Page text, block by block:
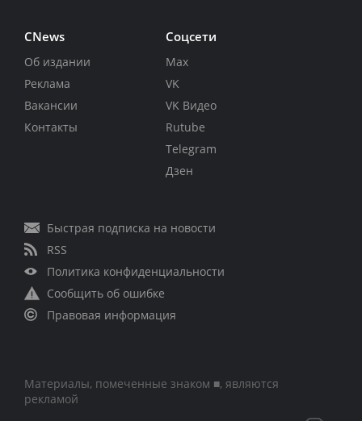
CNews
Об издании
Реклама
Вакансии
Контакты
Соцсети
Max
VK
VK Видео
Rutube
Telegram
Дзен
Быстрая подписка на новости
RSS
Политика конфиденциальности
Сообщить об ошибке
Правовая информация
Материалы, помеченные знаком ■, являются
рекламой